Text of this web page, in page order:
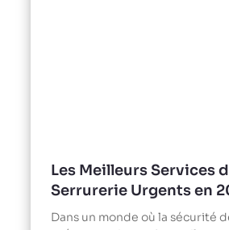
Les Meilleurs Services
Serrurerie Urgents en
Dans un monde où la sécurité